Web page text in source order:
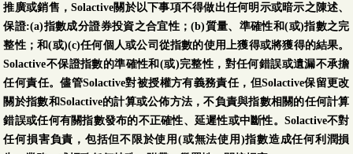
推廣或銷售，Solactive關於以下事項不得做出任何明示或暗示之陳述、
保證:(a)指數成分證券投資之合宜性；(b)質量、準確性和(或)指數之完
整性；和(或)(c)任何個人或公司從指數的使用上獲得或將獲得的結果。
Solactive不保證指數的準確性和(或)完整性，對任何錯誤或遺漏不承擔
任何責任。儘管Solactive對被授權方有義務責任，但Solactive保留更改
關於指數和Solactive的計算或公佈方法，不負責與指數相關的任何計算
錯誤或任何有關指數發布的不正確性、延遲性或中斷性。Solactive不對
任何損害負責，包括但不限於使用(或無法使用)指數造成任何利潤損